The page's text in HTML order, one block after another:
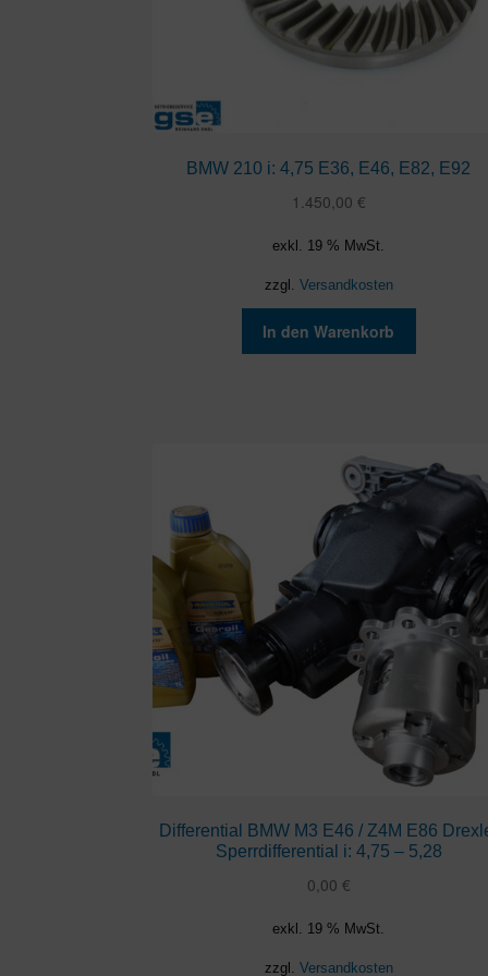
BMW 210 i: 4,75 E36, E46, E82, E92
1.450,00 €
exkl. 19 % MwSt.
zzgl. Versandkosten
In den Warenkorb
Differential BMW M3 E46 / Z4M E86
Sperrdifferential i: 4,75 – 5,28
0,00 €
exkl. 19 % MwSt.
zzgl. Versandkosten